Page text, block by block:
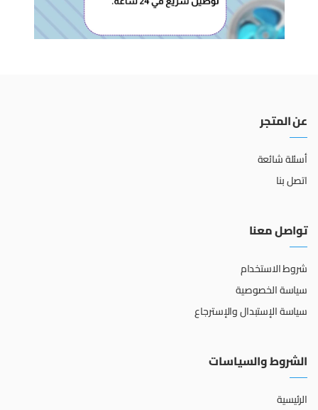
عن المتجر
أسئلة شائعة
اتصل بنا
تواصل معنا
شروط الاستخدام
سياسة الخصوصية
سياسة الإستبدال والإسترجاع
الشروط والسياسات
الرئيسية